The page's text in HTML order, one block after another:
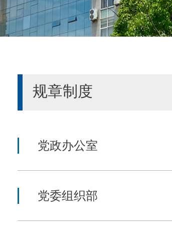
规章制度
党政办公室
党委组织部